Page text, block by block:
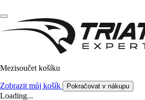
Mezisoučet košíku
Zobrazit můj košík Pokračovat v nákupu
Loading...